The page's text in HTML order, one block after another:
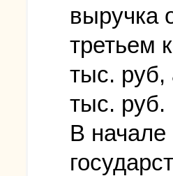
выручка
третьем
тыс. руб,
тыс. руб.
В начале